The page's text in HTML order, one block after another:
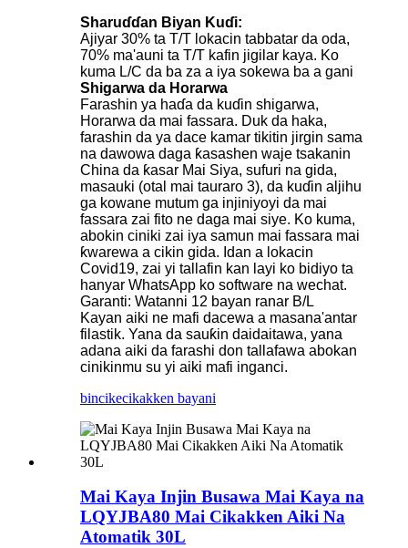
Sharuɗɗan Biyan Kuɗi:
Ajiyar 30% ta T/T lokacin tabbatar da oda,
70% ma'auni ta T/T kafin jigilar kaya. Ko
kuma L/C da ba za a iya sokewa ba a gani
Shigarwa da Horarwa
Farashin ya haɗa da kuɗin shigarwa,
Horarwa da mai fassara. Duk da haka,
farashin da ya dace kamar tikitin jirgin sama
na dawowa daga ƙasashen waje tsakanin
China da ƙasar Mai Siya, sufuri na gida,
masauki (otal mai tauraro 3), da kuɗin aljihu
ga kowane mutum ga injiniyoyi da mai
fassara zai fito ne daga mai siye. Ko kuma,
abokin ciniki zai iya samun mai fassara mai
ƙwarewa a cikin gida. Idan a lokacin
Covid19, zai yi tallafin kan layi ko bidiyo ta
hanyar WhatsApp ko software na wechat.
Garanti: Watanni 12 bayan ranar B/L
Kayan aiki ne mafi dacewa a masana'antar
filastik. Yana da sauƙin daidaitawa, yana
adana aiki da farashi don tallafawa abokan
cinikinmu su yi aiki mafi inganci.
bincikecikakken bayani
Mai Kaya Injin Busawa Mai Kaya na
LQYJBA80 Mai Cikakken Aiki Na
Atomatik 30L